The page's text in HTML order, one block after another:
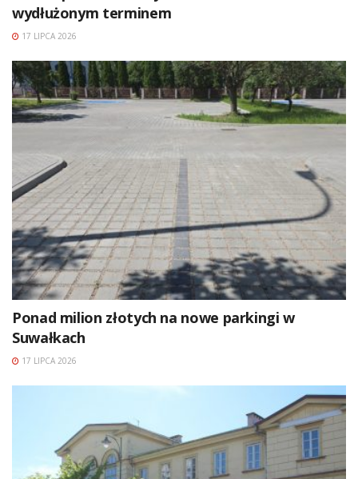
wydłużonym terminem
17 LIPCA 2026
Ponad milion złotych na nowe parkingi w
Suwałkach
17 LIPCA 2026